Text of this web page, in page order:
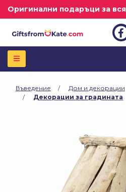
Оригинални подаръци за
Въведение
Дом и декорации
Декорации за градината